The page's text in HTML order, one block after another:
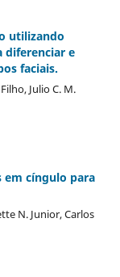
utilizando
diferenciar e
faciais.
Julio C. M.
em cíngulo para
N. Junior, Carlos